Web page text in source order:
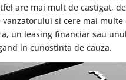
are mai mult de castigat,
si cere mai multe
un leasing financiar sau
in cunostinta de cauza.